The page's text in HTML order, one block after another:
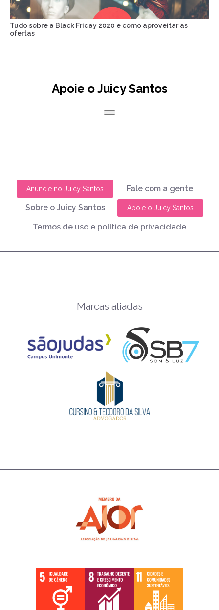
Tudo sobre a Black Friday 2020 e como aproveitar as
ofertas
Apoie o Juicy Santos
Anuncie no Juicy Santos Fale com a gente
Sobre o Juicy Santos Apoie o Juicy Santos
Termos de uso e política de privacidade
Marcas aliadas